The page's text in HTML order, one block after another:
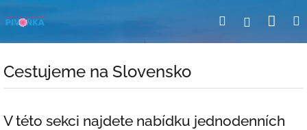
na
HledatPřihlášení
Cestujeme na Slovensko
V této sekci najdete nabídku jednodenních